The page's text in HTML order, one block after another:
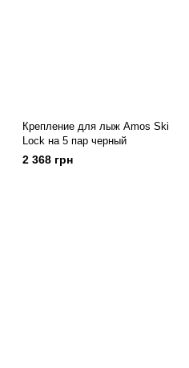
Крепление для лыж Amos Ski
Lock на 5 пар черный
2 368 грн